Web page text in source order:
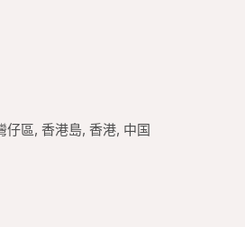
仔區, 香港島, 香港, 中国